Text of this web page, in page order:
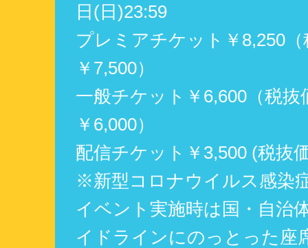
日(日)23:59
プレミアチケット￥8,250（
￥7,500）
一般チケット￥6,600（税抜
￥6,000）
配信チケット￥3,500 (税抜
※新型コロナウイルス感染
イベント実施時は国・自治
イドラインにのっとった座